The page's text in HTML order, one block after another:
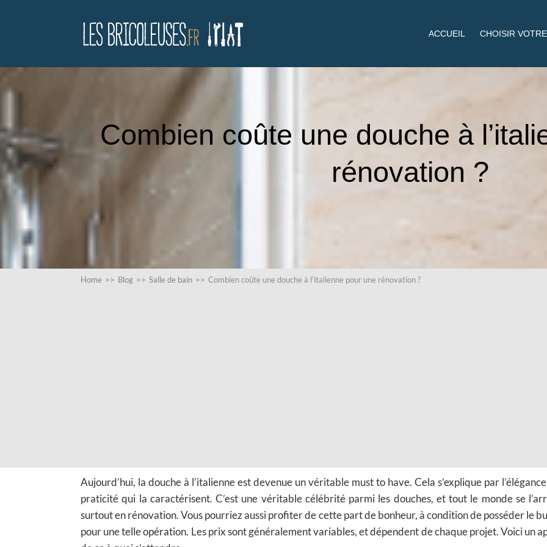
ACCUEIL CHOISIR
Combien coûte une douche à
rénovation ?
Home >> Blog >> Salle de bain >> Combien coûte une douche à l’italienne pour une rénovation ?
Aujourd’hui, la douche à l’italienne est devenue un véritable must to have. Cela s’explique par
praticité qui la caractérisent. C’est une véritable célébrité parmi les douches, et tout le monde se
surtout en rénovation. Vous pourriez aussi profiter de cette part de bonheur, à condition de posséder le
pour une telle opération. Les prix sont généralement variables, et dépendent de chaque projet. Voici un